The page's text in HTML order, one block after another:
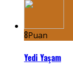
8Puan
Yedi Yaşam